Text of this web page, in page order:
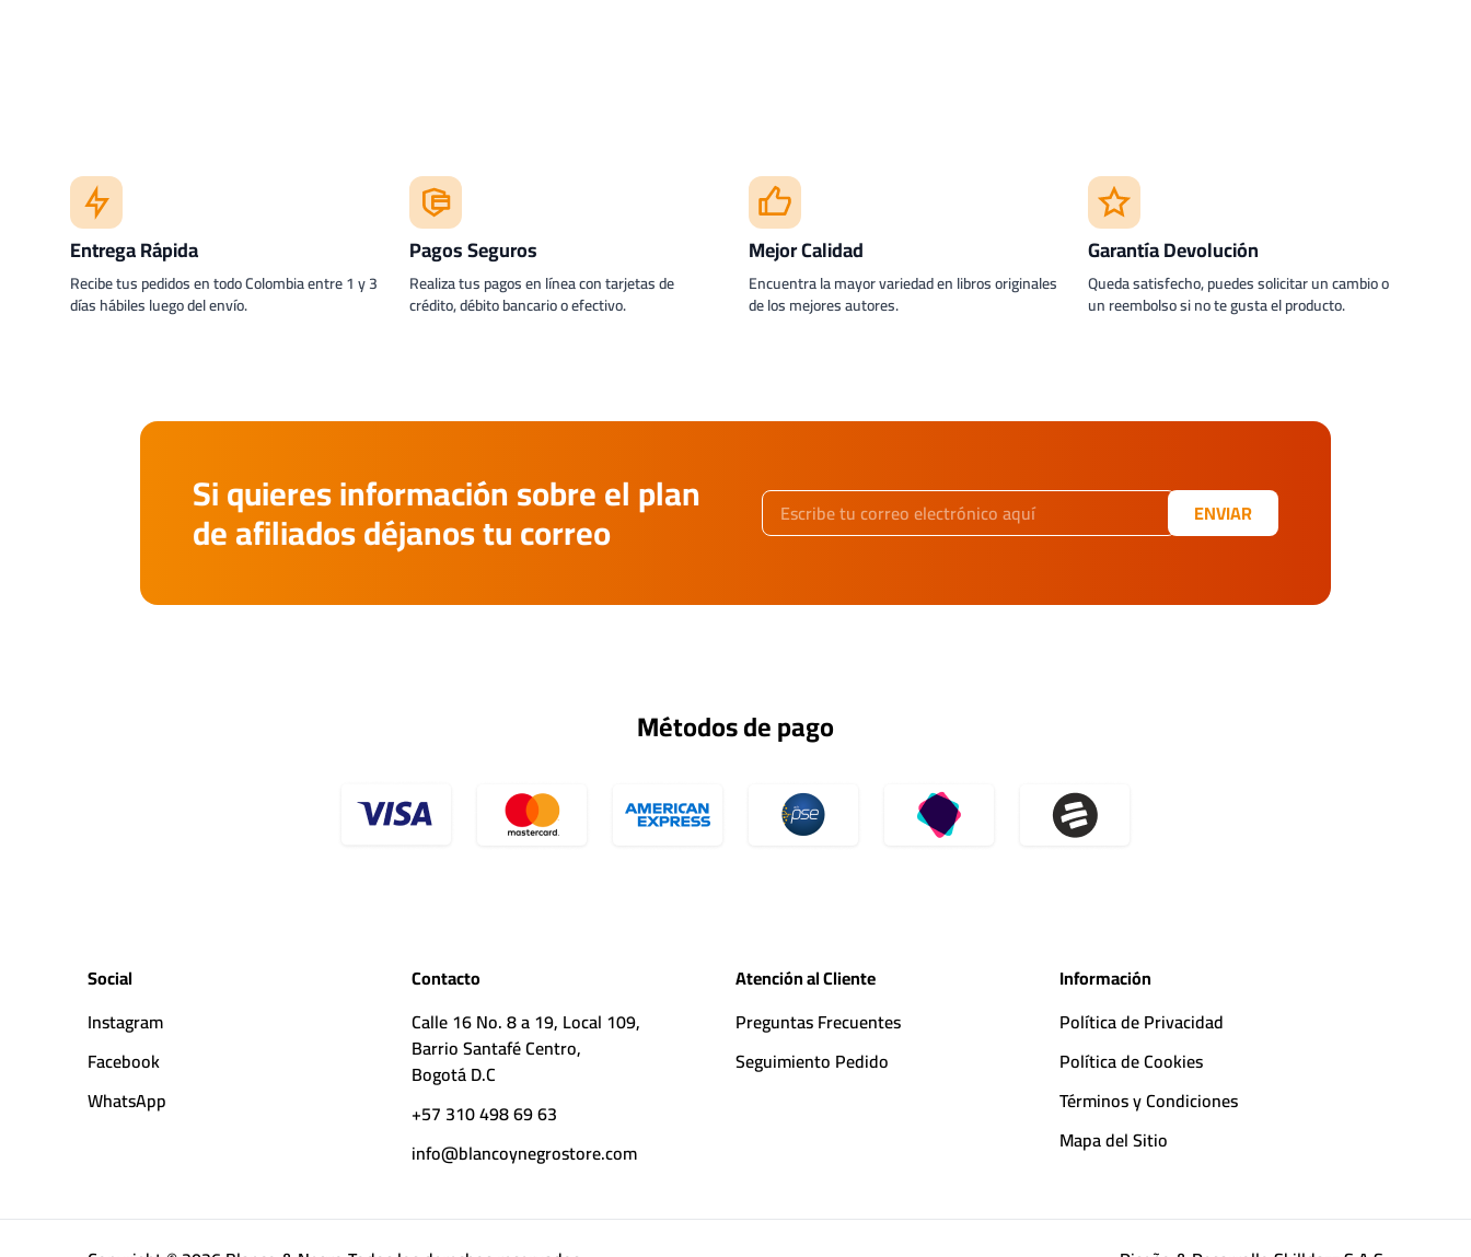
Entrega Rápida
Recibe tus pedidos en todo Colombia entre 1 y 3
días hábiles luego del envío.
Pagos Seguros
Realiza tus pagos en línea con tarjetas de
crédito, débito bancario o efectivo.
Mejor Calidad
Encuentra la mayor variedad en libros originales
de los mejores autores.
Garantía Devolución
Queda satisfecho, puedes solicitar un cambio o
un reembolso si no te gusta el producto.
Si quieres información sobre el plan
de afiliados déjanos tu correo ENVIAR
Métodos de pago
Social
Instagram
Facebook
WhatsApp
Contacto
Calle 16 No. 8 a 19, Local 109,
Barrio Santafé Centro,
Bogotá D.C
+57 310 498 69 63
info@blancoynegrostore.com
Atención al Cliente
Preguntas Frecuentes
Seguimiento Pedido
Información
Política de Privacidad
Política de Cookies
Términos y Condiciones
Mapa del Sitio